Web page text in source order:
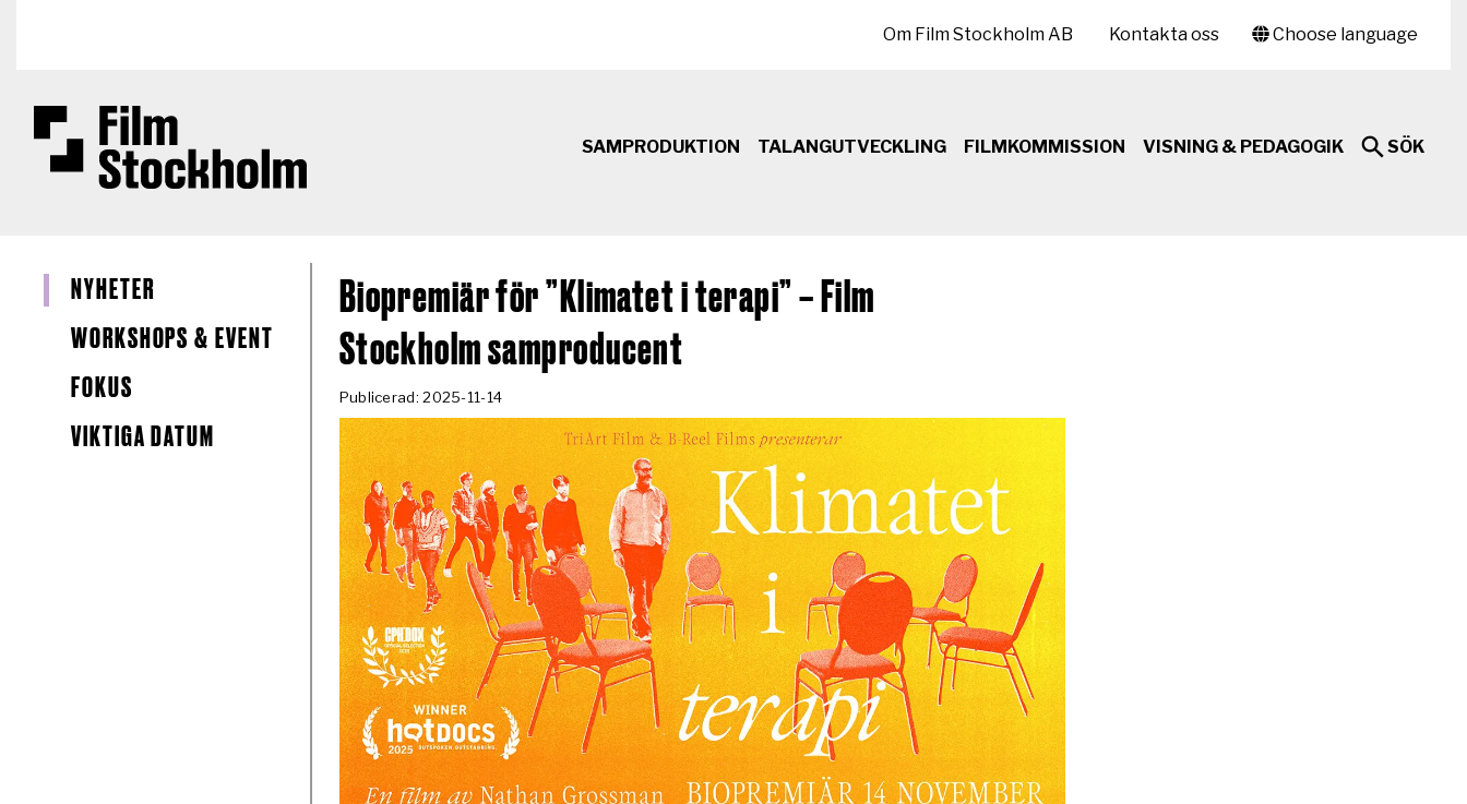
Choose language
Om Film Stockholm AB Kontakta oss
SAMPRODUKTION TALANGUTVECKLING FILMKOMMISSION VISNING & PEDAGOGIK SÖK
NYHETER
WORKSHOPS & EVENT
FOKUS
VIKTIGA DATUM
Biopremiär för ”Klimatet i terapi” – Film
Stockholm samproducent
Publicerad: 2025-11-14